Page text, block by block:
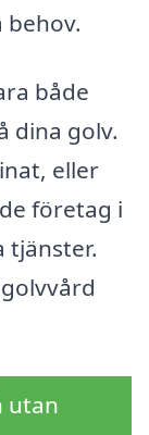
både
dina golv.
eller
företag i
tjänster.
utan